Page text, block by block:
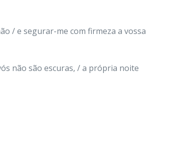
/ e segurar-me com firmeza a vossa
não são escuras, / a própria noite